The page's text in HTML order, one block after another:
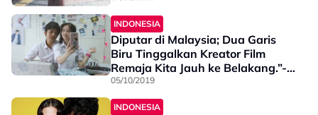
INDONESIA
Diputar di Malaysia; Dua Garis
Biru Tinggalkan Kreator Film
Remaja Kita Jauh ke Belakang.”-
Penonton
05/10/2019
INDONESIA